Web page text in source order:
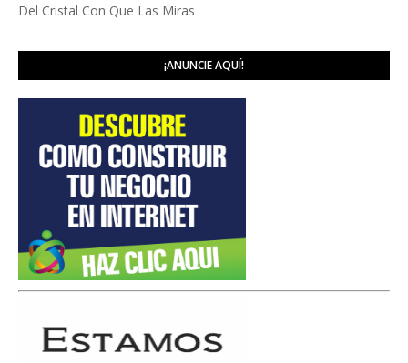
Del Cristal Con Que Las Miras
¡ANUNCIE AQUÍ!